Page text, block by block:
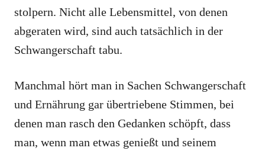
stolpern. Nicht alle Lebensmittel, von denen
abgeraten wird, sind auch tatsächlich in der
Schwangerschaft tabu.
Manchmal hört man in Sachen Schwangerschaft
und Ernährung gar übertriebene Stimmen, bei
denen man rasch den Gedanken schöpft, dass
man, wenn man etwas genießt und seinem